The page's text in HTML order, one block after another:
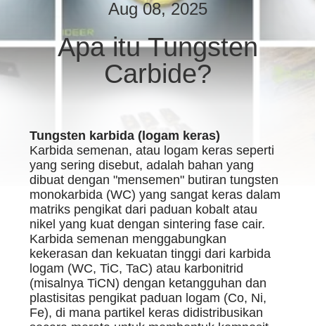
HUBUNGI
KAMI
KUTIPAN
SITEMAP
KEBIJAKAN
PRIVASI
Aug 08, 2025
Apa itu Tungsten
Carbide?
Tungsten karbida (logam keras)
Karbida semenan, atau logam keras seperti
yang sering disebut, adalah bahan yang
dibuat dengan "mensemen" butiran tungsten
monokarbida (WC) yang sangat keras dalam
matriks pengikat dari paduan kobalt atau
nikel yang kuat dengan sintering fase cair.
Karbida semenan menggabungkan
kekerasan dan kekuatan tinggi dari karbida
logam (WC, TiC, TaC) atau karbonitrid
(misalnya TiCN) dengan ketangguhan dan
plastisitas pengikat paduan logam (Co, Ni,
Fe), di mana partikel keras didistribusikan